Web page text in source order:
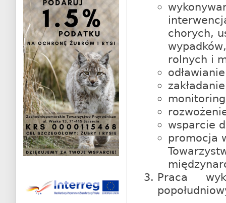
chorych,
rolnych i
wsparcie
promocja
Praca